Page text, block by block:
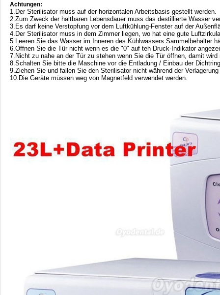
Achtungen:
1.Der Sterilisator muss auf der horizontalen Arbeitsbasis gestellt werden.
2.Zum Zweck der haltbaren Lebensdauer muss das destillierte Wasser
3.Es darf keine Verstopfung vor dem Luftkühlung-Fenster auf der
4.Der Sterilisator muss in dem Zimmer liegen, wo hat eine gute
5.Leeren Sie das Wasser im Inneren des Kühlwassers Sammelbehälter
6.Öffnen Sie die Tür nicht wenn es die "0" auf teh Druck-Indikator
7.Nicht zu nahe an der Tür zu stehen wenn Sie die Tür öffnen, damit wird
8.Schalten Sie bitte die Maschine vor die Entladung / Einbau der
9.Ziehen Sie und fallen Sie den Sterilisator nicht während der
10.Die Geräte müssen weg von Magnetfeld verwendet werden.